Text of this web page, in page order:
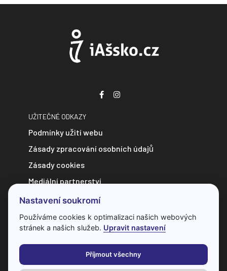
UŽITEČNÉ ODKAZY
Podmínky užití webu
Zásady zpracování osobních údajů
Zásady cookies
Mediální partnerství
Zpravodajství do e-mailu
Kontakt
předchozí dohody s provozovatelem ho nelze jakkoliv
Nastavení soukromí
Používáme cookies k optimalizaci našich webových
stránek a našich služeb. Upravit nastavení
Příjmout všechny